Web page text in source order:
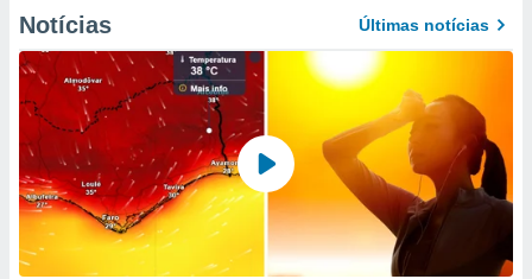
Notícias Últimas notícias